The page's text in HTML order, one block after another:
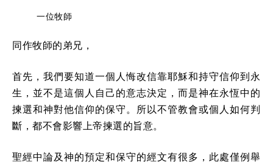
一位牧師
同作牧師的弟兄，
首先，我們要知道一個人悔改信靠耶穌和持守信仰到永
生，並不是這個人自己的意志決定，而是神在永恆中的
揀選和神對他信仰的保守。所以不管教會或個人如何判
斷，都不會影響上帝揀選的旨意。
聖經中論及神的預定和保守的經文有很多，此處僅例舉